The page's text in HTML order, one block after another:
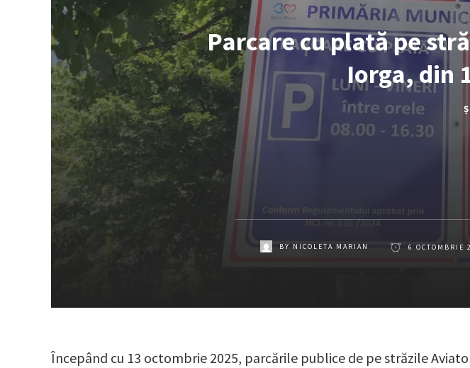
Parcare cu plată pe
Iorga, din
BY NICOLETA MARIAN 6 OCTOMBRIE
Începând cu 13 octombrie 2025, parcările publice de pe străzile